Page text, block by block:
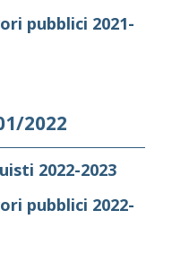
pubblici 2021-
2022
2022-2023
pubblici 2022-